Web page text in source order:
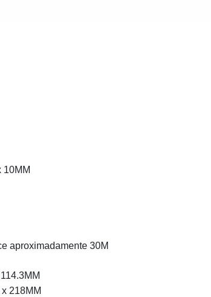
10MM
aproximadamente 30M
218MM